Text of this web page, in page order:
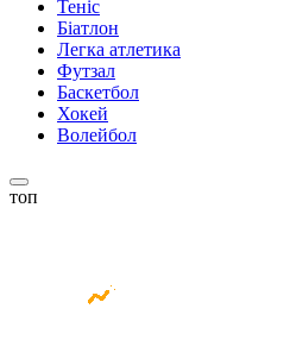
Теніс
Біатлон
Легка атлетика
Футзал
Баскетбол
Хокей
Волейбол
топ